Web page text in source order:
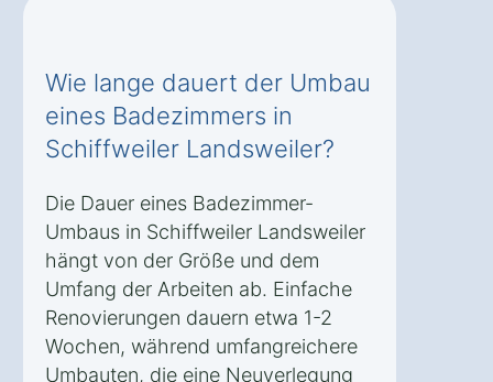
Wie lange dauert der Umbau
eines Badezimmers in
Schiffweiler Landsweiler?
Die Dauer eines Badezimmer-
Umbaus in Schiffweiler Landsweiler
hängt von der Größe und dem
Umfang der Arbeiten ab. Einfache
Renovierungen dauern etwa 1-2
Wochen, während umfangreichere
Umbauten, die eine Neuverlegung